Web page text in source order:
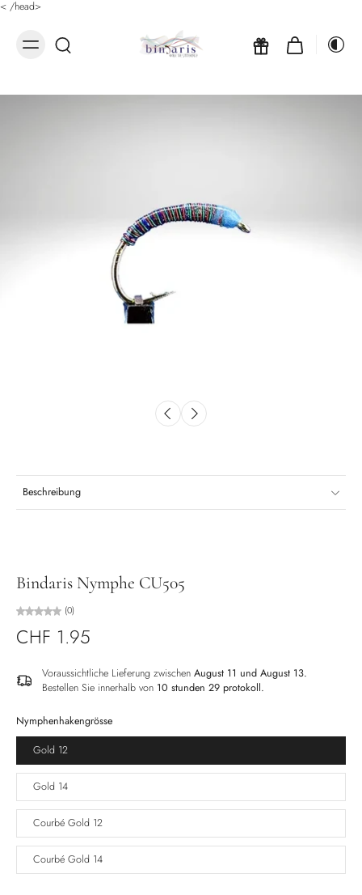
< /head>
Beschreibung
Bindaris Nymphe CU505
(0)
CHF 1.95
Voraussichtliche Lieferung zwischen August 11 und August 13.
Bestellen Sie innerhalb von 10 stunden 29 protokoll.
Nymphenhakengrösse
Gold 12
Gold 14
Courbé Gold 12
Courbé Gold 14